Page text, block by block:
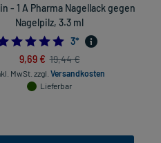
- 1 A Pharma Nagellack gegen
Nagelpilz, 3.3 ml
5.0
3*
9,69 € 19,44 €
MwSt. zzgl. Versandkosten
Lieferbar